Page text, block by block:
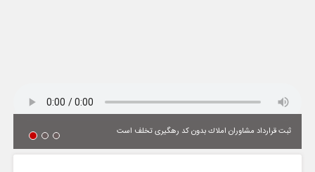
ثبت قرارداد مشاوران املاك بدون كد رهگیری تخلف است